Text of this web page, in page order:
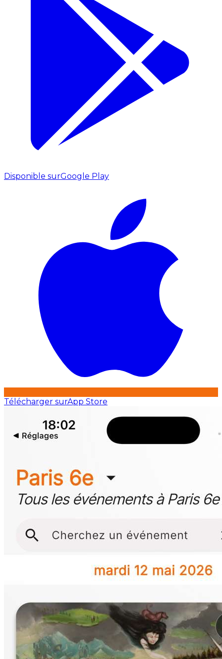
Disponible surGoogle Play
Télécharger surApp Store